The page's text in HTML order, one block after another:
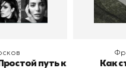
путь к
Как